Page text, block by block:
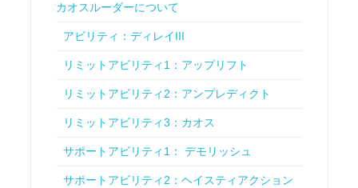
カオスルーダーについて
アビリティ：ディレイIII
リミットアビリティ1：アップリフト
リミットアビリティ2：アンプレディクト
リミットアビリティ3：カオス
サポートアビリティ1： デモリッシュ
サポートアビリティ2：ヘイスティアクション